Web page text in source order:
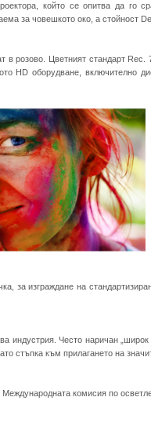
който се опитва да го
за човешкото око, а стойност
в розово. Цветният стандарт
HD оборудване, включително
за изграждане на
Често наричан
стъпка към прилагането на
комисия по